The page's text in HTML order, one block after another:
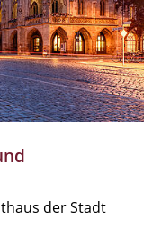
der Stadt